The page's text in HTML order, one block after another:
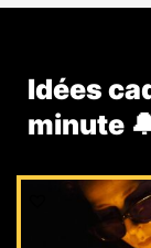
Idées
minute